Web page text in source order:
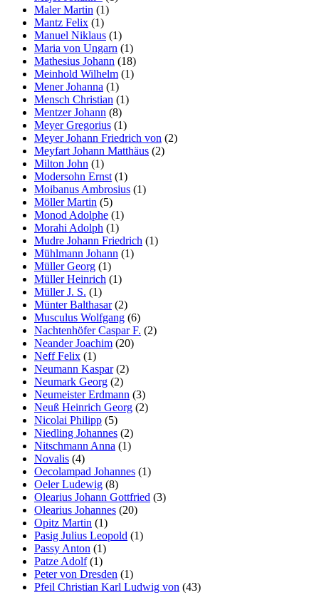
Maler Martin (1)
Mantz Felix (1)
Manuel Niklaus (1)
Maria von Ungarn (1)
Mathesius Johann (18)
Meinhold Wilhelm (1)
Mener Johanna (1)
Mensch Christian (1)
Mentzer Johann (8)
Meyer Gregorius (1)
Meyer Johann Friedrich von (2)
Meyfart Johann Matthäus (2)
Milton John (1)
Modersohn Ernst (1)
Moibanus Ambrosius (1)
Möller Martin (5)
Monod Adolphe (1)
Morahi Adolph (1)
Mudre Johann Friedrich (1)
Mühlmann Johann (1)
Müller Georg (1)
Müller Heinrich (1)
Müller J. S. (1)
Münter Balthasar(2)
Musculus Wolfgang (6)
Nachtenhöfer Caspar F. (2)
Neander Joachim (20)
Neff Felix (1)
Neumann Kaspar(2)
Neumark Georg (2)
Neumeister Erdmann (3)
Neuß Heinrich Georg (2)
Nicolai Philipp (5)
Niedling Johannes (2)
Nitschmann Anna (1)
Novalis (4)
Oecolampad Johannes (1)
Oeler Ludewig (8)
Olearius Johann Gottfried (3)
Olearius Johannes (20)
Opitz Martin (1)
Pasig Julius Leopold (1)
Passy Anton (1)
Patze Adolf(1)
Peter von Dresden (1)
Pfeil Christian Karl Ludwig von (43)